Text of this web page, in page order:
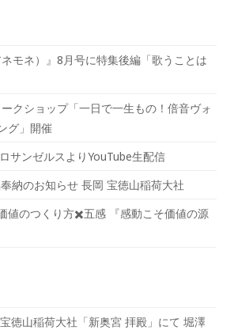
モネ）』8月号に特集後編「歌うことは
クショップ「一日で一生もの！倍音ヴォ
グ」開催
サンゼルスよりYouTube生配信
納のお知らせ 長岡 宝徳山稲荷大社
のつくり方✖️五感 『感動こそ価値の源
徳山稲荷大社「新奥宮 拝殿」にて 堀澤